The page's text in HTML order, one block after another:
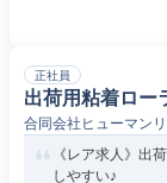
正社員
出荷用粘着ロー
合同会社ヒューマン
《レア求人》出
しやすい♪